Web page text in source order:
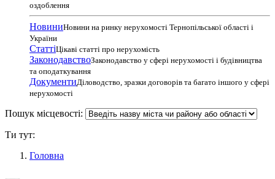
оздоблення
НовиниНовини на ринку нерухомості Тернопільської області і
України
СтаттіЦікаві статті про нерухомість
ЗаконодавствоЗаконодавство у сфері нерухомості і будівництва
та оподаткування
ДокументиДіловодство, зразки договорів та багато іншого у сфері
нерухомості
Пошук місцевості:
Ти тут:
Головна